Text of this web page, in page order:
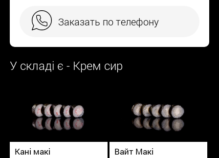
Заказать по телефону
У складі є - Крем сир
Кані макі Вайт Макі